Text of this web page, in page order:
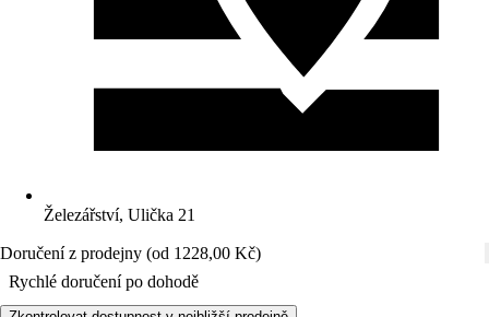
Železářství, Ulička 21
Doručení z prodejny (od 1228,00 Kč)
Rychlé doručení po dohodě